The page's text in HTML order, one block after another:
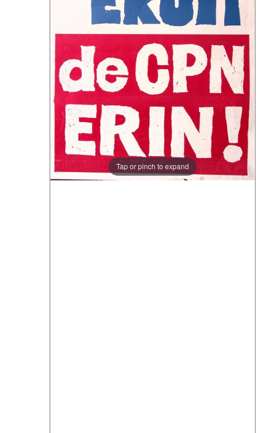
Tap or pinch to expand